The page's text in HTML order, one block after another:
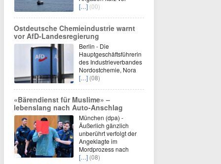
[…] (00)
Ostdeutsche Chemieindustrie warnt
vor AfD-Landesregierung
Berlin - Die
Hauptgeschäftsführerin
des Industrieverbandes
Nordostchemie, Nora
[…] (08)
«Bärendienst für Muslime» –
lebenslang nach Auto-Anschlag
München (dpa) -
Äußerlich gänzlich
unberührt verfolgt der
Angeklagte im
Mordprozess nach
[…] (08)